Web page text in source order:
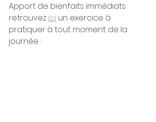
Apport de bienfaits immédiats
retrouvez ici un exercice à
pratiquer à tout moment de la
journée :